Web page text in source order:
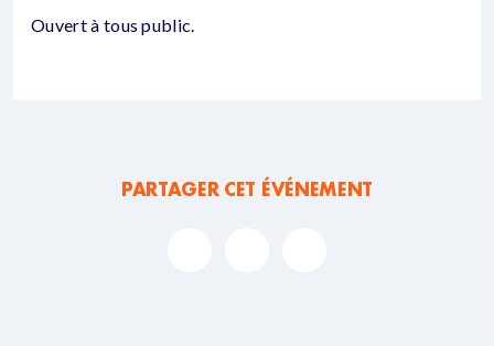
Ouvert à tous public.
PARTAGER CET ÉVÉNEMENT